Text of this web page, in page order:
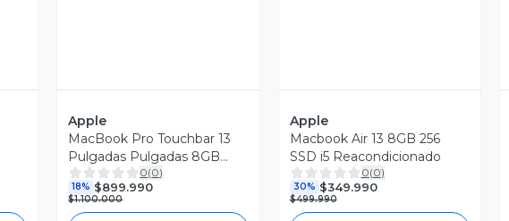
Apple
MacBook Pro Touchbar 13
Pulgadas Pulgadas 8GB
RAM, 256 SSD M2
Reacondicionado
0(0)
18% $899.990
$1.100.000
Apple
Macbook Air 13 8GB 256
SSD i5 Reacondicionado
0(0)
30% $349.990
$499.990